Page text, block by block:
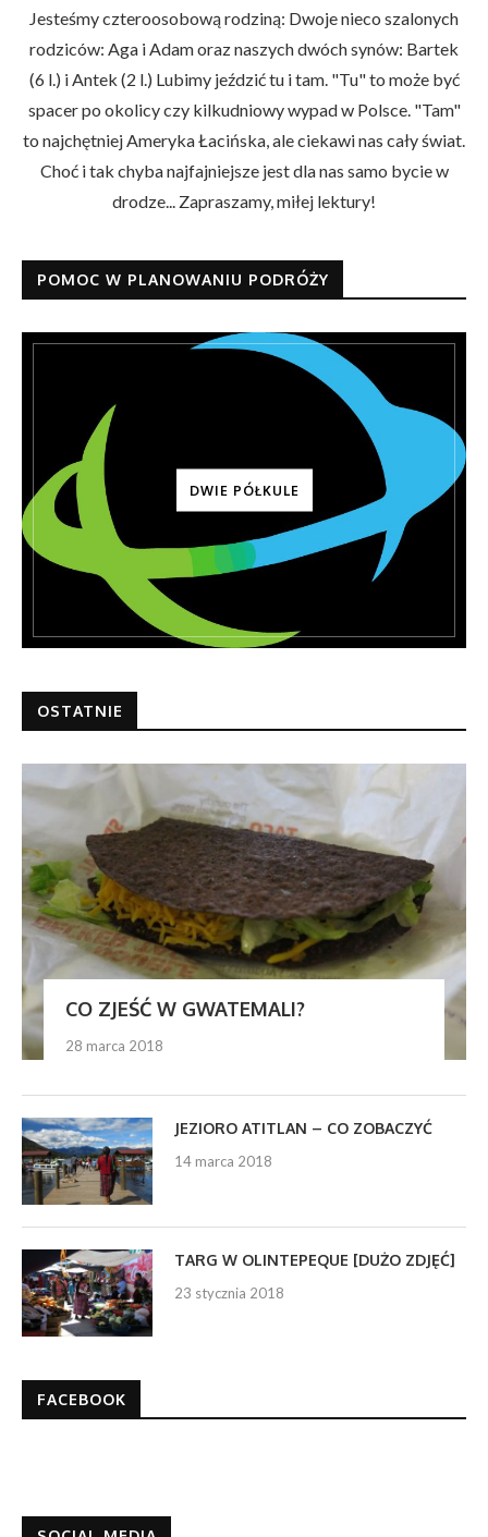
Jesteśmy czteroosobową rodziną: Dwoje nieco szalonych
rodziców: Aga i Adam oraz naszych dwóch synów: Bartek
(6 l.) i Antek (2 l.) Lubimy jeździć tu i tam. "Tu" to może być
spacer po okolicy czy kilkudniowy wypad w Polsce. "Tam"
to najchętniej Ameryka Łacińska, ale ciekawi nas cały świat.
Choć i tak chyba najfajniejsze jest dla nas samo bycie w
drodze... Zapraszamy, miłej lektury!
POMOC W PLANOWANIU PODRÓŻY
DWIE PÓŁKULE
OSTATNIE
CO ZJEŚĆ W GWATEMALI?
28 marca 2018
JEZIORO ATITLAN – CO ZOBACZYĆ
14 marca 2018
TARG W OLINTEPEQUE [DUŻO ZDJĘĆ]
23 stycznia 2018
FACEBOOK